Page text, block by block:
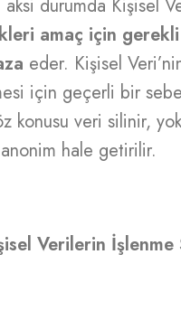
durumda Kişisel
amaç için
eder. Kişisel
için geçerli bir
konusu veri silinir,
anonim hale getirilir.
Verilerin İşlenme